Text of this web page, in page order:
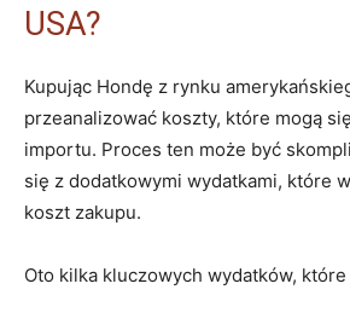
USA?
Kupując Hondę z rynku
przeanalizować koszty, które mogą
importu. Proces ten może być
się z dodatkowymi wydatkami, które
koszt zakupu.
Oto kilka kluczowych wydatków,